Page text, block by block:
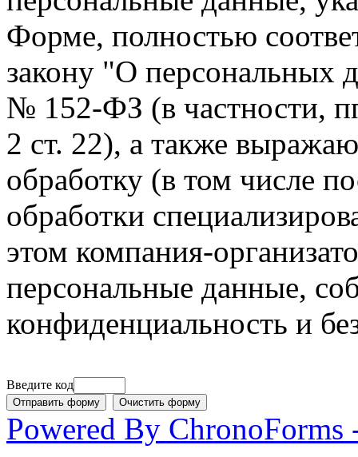
Форме, полностью
закону "О персональных
№ 152-ФЗ (в частности,
2 ст. 22), а также
обработку (в том числе
обработки
этом компания-
персональные данные,
конфиденциальность и
Введите код
Powered By ChronoForms